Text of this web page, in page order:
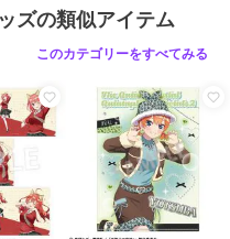
ズの類似アイテム
このカテゴリーをすべてみる